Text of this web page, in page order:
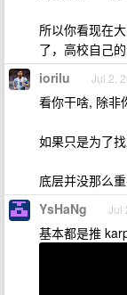
所以你看现在
了，高校自己
iorilu Jul 2,
看你干啥, 除非
如果只是为了
底层并没那么
YsHaNg Jul
基本都是推